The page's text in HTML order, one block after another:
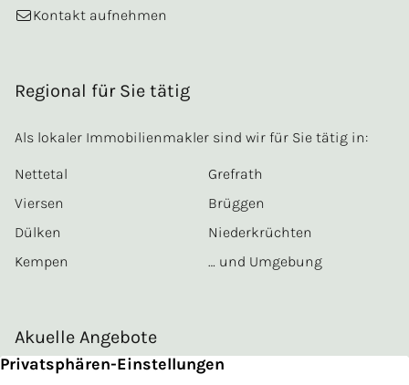
Kontakt aufnehmen
Regional für Sie tätig
Als lokaler Immobilienmakler sind wir für Sie tätig in:
Nettetal
Viersen
Dülken
Kempen
Grefrath
Brüggen
Niederkrüchten
… und Umgebung
Akuelle Angebote